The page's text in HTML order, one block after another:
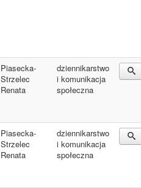
Piasecka-
Strzelec
Renata
dziennikarstwo
i komunikacja
społeczna
Piasecka-
Strzelec
Renata
dziennikarstwo
i komunikacja
społeczna